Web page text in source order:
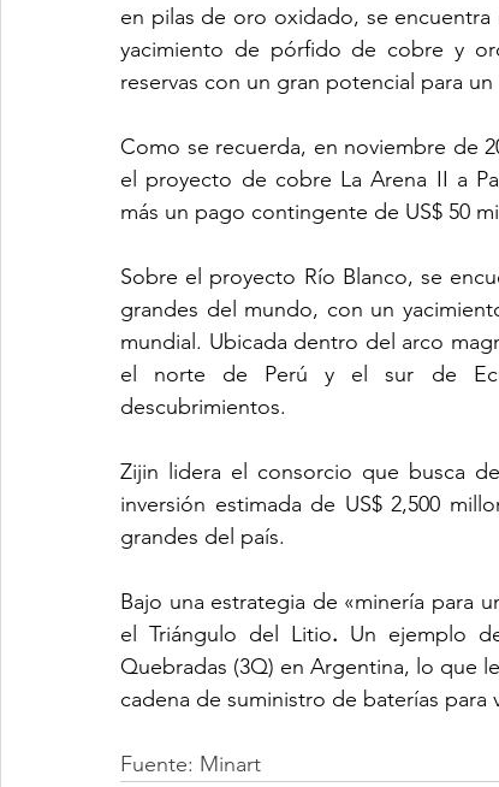
en pilas de oro oxidado, se
yacimiento de pórfido de cobre y
reservas con un gran potencial para
Como se recuerda, en noviembre de
el proyecto de cobre La Arena II a
más un pago contingente de US$ 50
Sobre el proyecto Río Blanco, se
grandes del mundo, con un
mundial. Ubicada dentro del arco
el norte de Perú y el sur de
descubrimientos.
Zijin lidera el consorcio que busca
inversión estimada de US$ 2,500
grandes del país.
Bajo una estrategia de «minería para
el Triángulo del Litio. Un ejemplo
Quebradas (3Q) en Argentina, lo que
cadena de suministro de baterías para
Fuente: Minart